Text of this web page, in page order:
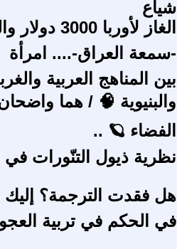
شياع
الغاز لأوربا 3000 دولار والحسابة بتحسب !!
-سمعة العراق-.... امرأة
بين المناهج العربية
والبنيوية 🧠 / هما
الفضاء 🪐 ..
نظرية ذيول التنّورات في
هل فقدت الترجمة؟ إليك
في الحكم في تربية